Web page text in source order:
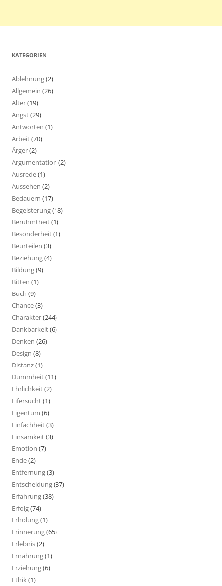
KATEGORIEN
Ablehnung(2)
Allgemein (26)
Alter(19)
Angst(29)
Antworten (1)
Arbeit(70)
Ärger(2)
Argumentation (2)
Ausrede(1)
Aussehen (2)
Bedauern (17)
Begeisterung(18)
Berühmtheit(1)
Besonderheit(1)
Beurteilen (3)
Beziehung(4)
Bildung(9)
Bitten (1)
Buch (9)
Chance(3)
Charakter(244)
Dankbarkeit(6)
Denken (26)
Design (8)
Distanz(1)
Dummheit(11)
Ehrlichkeit(2)
Eifersucht(1)
Eigentum (6)
Einfachheit(3)
Einsamkeit(3)
Emotion (7)
Ende(2)
Entfernung(3)
Entscheidung(37)
Erfahrung(38)
Erfolg(74)
Erholung(1)
Erinnerung(65)
Erlebnis(2)
Ernährung(1)
Erziehung(6)
Ethik(1)